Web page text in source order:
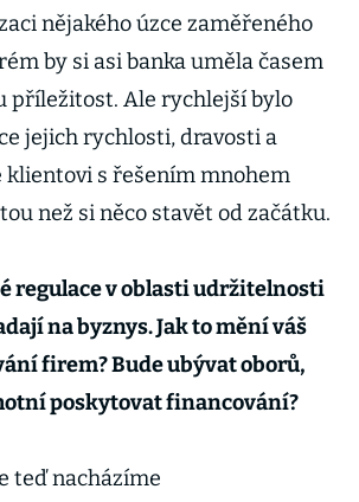
nějakého úzce zaměřeného
by si asi banka uměla časem
příležitost. Ale rychlejší bylo
jejich rychlosti, dravosti a
klientovi s řešením mnohem
než si něco stavět od začátku.
regulace v oblasti udržitelnosti
na byznys. Jak to mění váš
firem? Bude ubývat oborů,
poskytovat financování?
teď nacházíme